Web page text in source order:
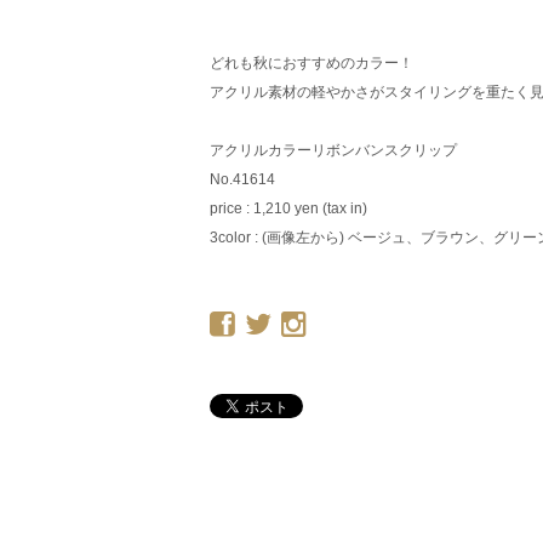
どれも秋におすすめのカラー！
アクリル素材の軽やかさがスタイリングを重たく
アクリルカラーリボンバンスクリップ
No.41614
price : 1,210 yen (tax in)
3color : (画像左から) ベージュ、ブラウン、グリー